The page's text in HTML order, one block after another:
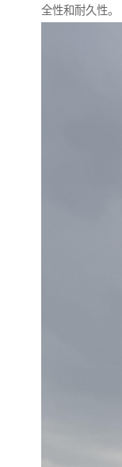
全性和耐久性。